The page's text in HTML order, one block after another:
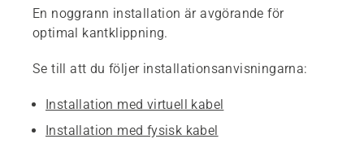
En noggrann installation är avgörande för
optimal kantklippning.
Se till att du följer installationsanvisningarna:
Installation med virtuell kabel
Installation med fysisk kabel